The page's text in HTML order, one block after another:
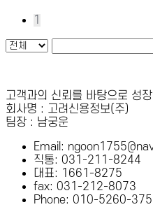
1
고객과의 신뢰를 바탕으로 성
회사명 : 고려신용정보(주)
팀장 : 남궁운
Email:
직통: 031-211-8244
대표: 1661-8275
fax: 031-212-8073
Phone: 010-5260-